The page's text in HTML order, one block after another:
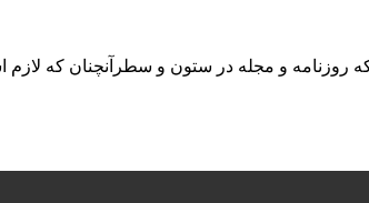
روزنامه و مجله در ستون و سطرآنچنان که